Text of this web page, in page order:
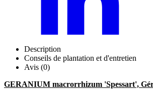
Description
Conseils de plantation et d'entretien
Avis (0)
GERANIUM macrorrhizum 'Spessart',